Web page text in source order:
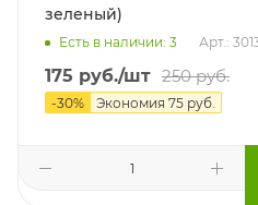
зеленый)
Есть в наличии: 3 Арт.:
175 руб./шт 250руб.
-30% Экономия 75 руб.